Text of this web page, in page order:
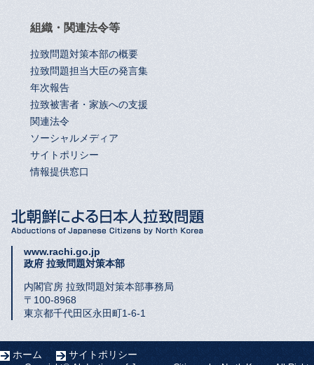
組織・関連法令等
拉致問題対策本部の概要
拉致問題担当大臣の発言集
年次報告
拉致被害者・家族への支援
関連法令
ソーシャルメディア
サイトポリシー
情報提供窓口
www.rachi.go.jp
政府 拉致問題対策本部
内閣官房 拉致問題対策本部事務局
〒100-8968
東京都千代田区永田町1-6-1
ホーム サイトポリシー